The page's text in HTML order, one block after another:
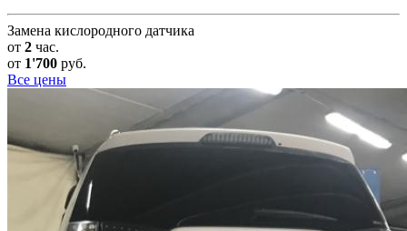
Замена кислородного датчика
от 2 час.
от 1'700 руб.
Все цены